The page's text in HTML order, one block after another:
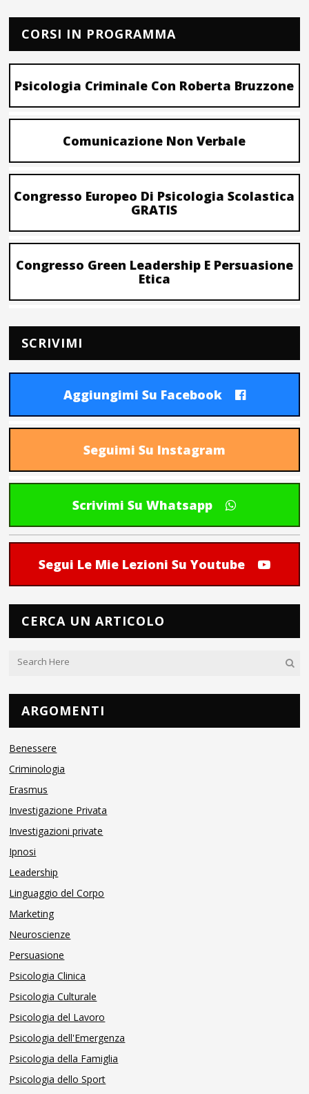
CORSI IN PROGRAMMA
Psicologia Criminale Con Roberta Bruzzone
Comunicazione Non Verbale
Congresso Europeo Di Psicologia Scolastica
GRATIS
Congresso Green Leadership E Persuasione
Etica
SCRIVIMI
Aggiungimi Su Facebook
Seguimi Su Instagram
Scrivimi Su Whatsapp
Segui Le Mie Lezioni Su Youtube
CERCA UN ARTICOLO
ARGOMENTI
Benessere
Criminologia
Erasmus
Investigazione Privata
Investigazioni private
Ipnosi
Leadership
Linguaggio del Corpo
Marketing
Neuroscienze
Persuasione
Psicologia Clinica
Psicologia Culturale
Psicologia del Lavoro
Psicologia dell'Emergenza
Psicologia della Famiglia
Psicologia dello Sport